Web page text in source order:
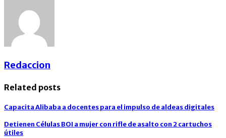
Redaccion
Related posts
Capacita Alibaba a docentes para el impulso de aldeas digitales
Detienen Células BOI a mujer con rifle de asalto con 2 cartuchos
útiles